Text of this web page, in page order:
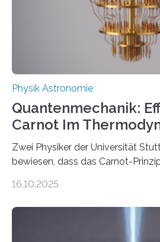
internationale Forschungsgruppe
Physik Astronomie
Quantenmechanik:
Carnot Im
Zwei Physiker der Universität
bewiesen, dass das Carnot-
Größenordnung von Atomen gilt,
16.10.2025